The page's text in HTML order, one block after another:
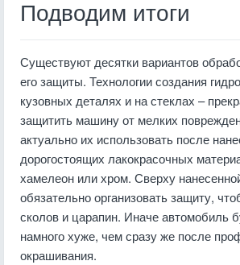
Подводим итоги
Существуют десятки вариантов
его защиты. Технологии создания
кузовных деталях и на стеклах –
защитить машину от мелких
актуально их использовать после
дорогостоящих лакокрасочных
хамелеон или хром. Сверху
обязательно организовать защиту,
сколов и царапин. Иначе автомобиль
намного хуже, чем сразу же после
окрашивания.